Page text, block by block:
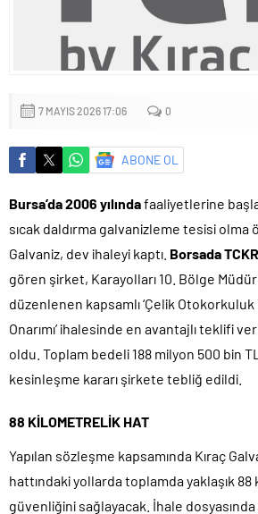
7 MAYIS 2026 17:06 0
ABONE OL
Bursa’da 2006 yılındafaaliyetlerine
sıcak daldırma galvanizleme tesisi olma
Galvaniz, dev ihaleyi kaptı. Borsada
gören şirket, Karayolları 10. Bölge
düzenlenen kapsamlı ‘Çelik Otokorkuluk
Onarımı’ ihalesinde en avantajlı teklifi
oldu. Toplam bedeli 188 milyon 500 bin
kesinleşme kararı şirkete tebliğ edildi.
88 KİLOMETRELİK HAT
Yapılan sözleşme kapsamında Kıraç
hattındaki yollarda toplamda yaklaşık
güvenliğini sağlayacak. İhale